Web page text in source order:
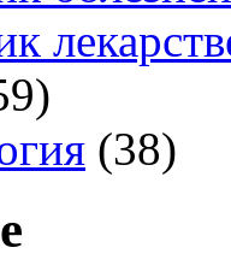
(38)